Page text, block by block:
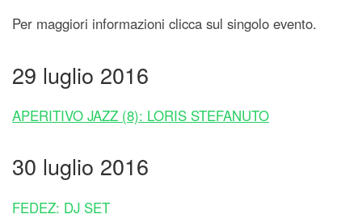
Per maggiori informazioni clicca sul singolo evento.
29 luglio 2016
APERITIVO JAZZ (8): LORIS STEFANUTO
30 luglio 2016
FEDEZ: DJ SET